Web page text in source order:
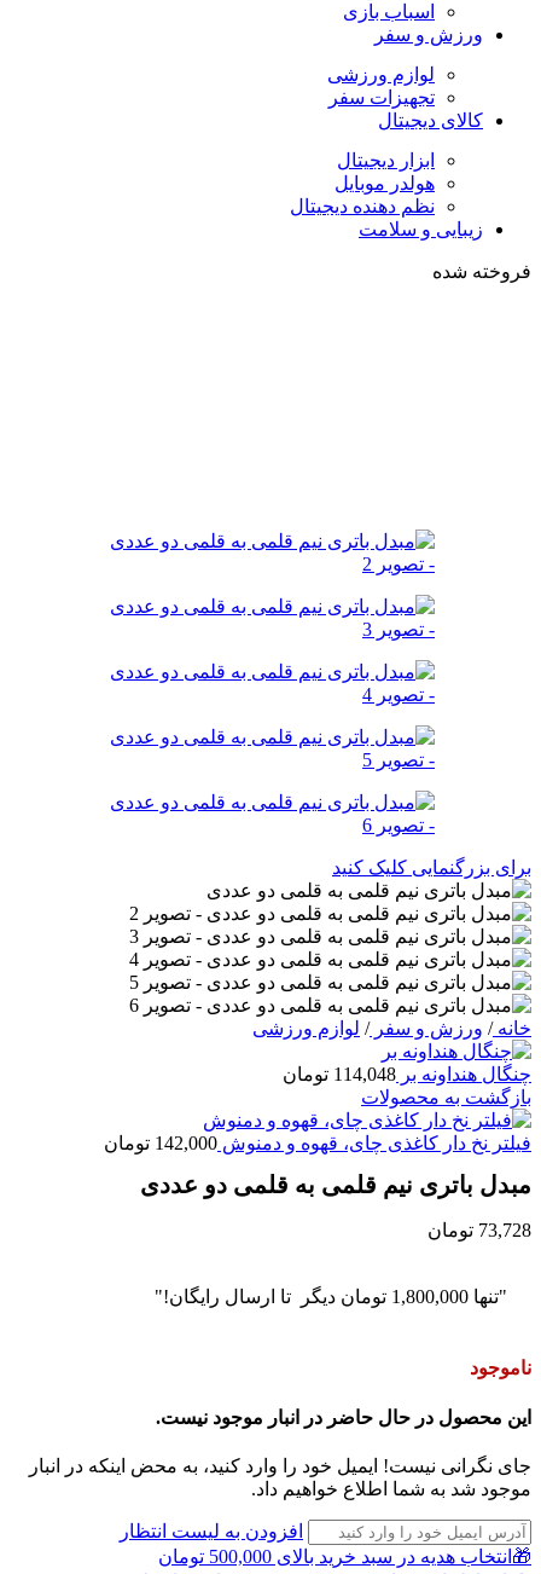
اسباب بازی
ورزش و سفر
لوازم ورزشی
تجهیزات سفر
کالای دیجیتال
ابزار دیجیتال
هولدر موبایل
نظم دهنده دیجیتال
زیبایی و سلامت
فروخته شده
برای بزرگنمایی کلیک کنید
خانه/ ورزش و سفر/ لوازم ورزشی
چنگال هنداونه بر 114,048 تومان
بازگشت به محصولات
فیلتر نخ دار کاغذی چای، قهوه و دمنوش 142,000 تومان
مبدل باتری نیم قلمی به قلمی دو عددی
73,728 تومان
"تنها 1,800,000 تومان دیگر تا ارسال رایگان!"
ناموجود
این محصول در حال حاضر در انبار موجود نیست.
جای نگرانی نیست! ایمیل خود را وارد کنید، به محض اینکه در انبار
موجود شد به شما اطلاع خواهیم داد.
افزودن به لیست انتظار
🎁انتخاب هدیه در سبد خرید بالای 500,000 تومان